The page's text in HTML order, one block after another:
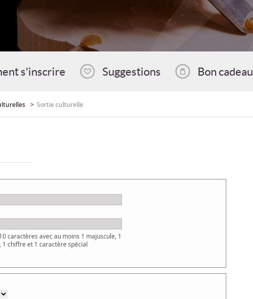
s'inscrire Suggestions Bon cadeau
> Sortie culturelle
caractères avec au moins 1 majuscule, 1
1 chiffre et 1 caractère spécial